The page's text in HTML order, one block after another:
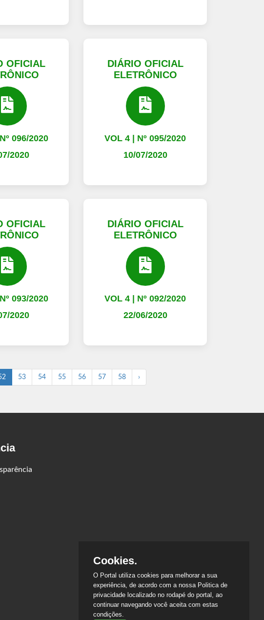
OFICIAL
096/2020
2020
DIÁRIO OFICIAL
ELETRÔNICO
VOL 4 | Nº 095/2020
10/07/2020
OFICIAL
093/2020
2020
DIÁRIO OFICIAL
ELETRÔNICO
VOL 4 | Nº 092/2020
22/06/2020
53 54 55 56 57 58 ›
Cookies.
O Portal utiliza cookies para melhorar a sua
experiência, de acordo com a nossa Politica de
privacidade localizado no rodapé do portal, ao
continuar navegando você aceita com estas
condições.